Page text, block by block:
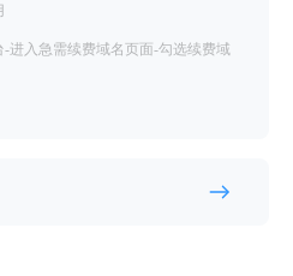
进入急需续费域名页面-勾选续费域